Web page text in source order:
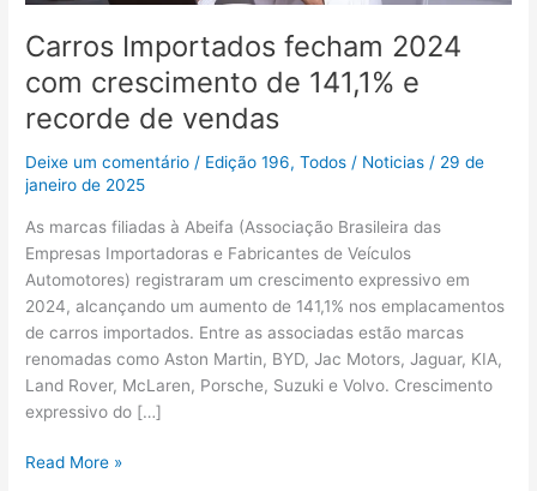
Carros Importados fecham 2024
com crescimento de 141,1% e
recorde de vendas
Deixe um comentário / Edição 196,Todos / Noticias / 29 de
janeiro de 2025
As marcas filiadas à Abeifa (Associação Brasileira das
Empresas Importadoras e Fabricantes de Veículos
Automotores) registraram um crescimento expressivo em
2024, alcançando um aumento de 141,1% nos emplacamentos
de carros importados. Entre as associadas estão marcas
renomadas como Aston Martin, BYD, Jac Motors, Jaguar, KIA,
Land Rover, McLaren, Porsche, Suzuki e Volvo. Crescimento
expressivo do […]
de
vendas
Read More »